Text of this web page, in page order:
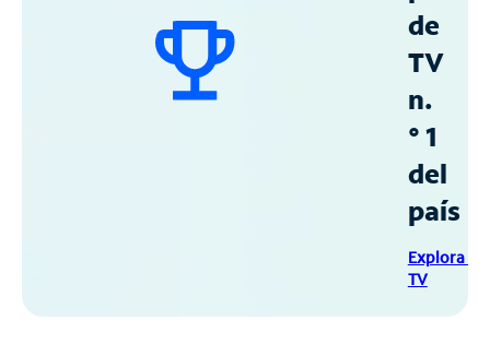
de
TV
n.
° 1
del
país
Explora
TV